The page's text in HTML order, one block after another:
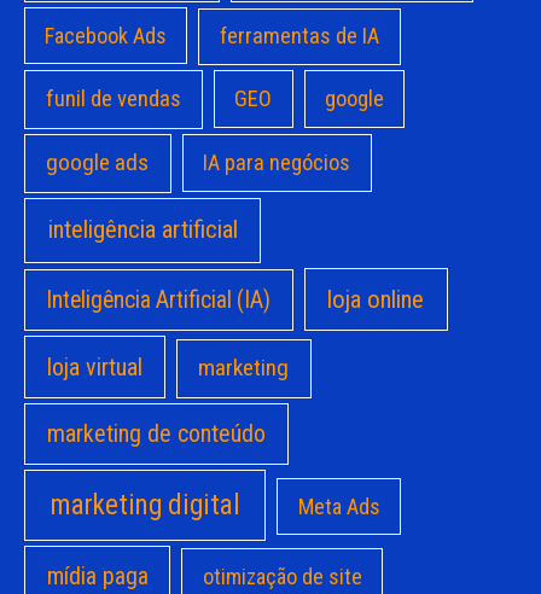
Facebook Ads ferramentas de IA
funil de vendas GEO google
google ads IA para negócios
inteligência artificial
Inteligência Artificial (IA) loja online
loja virtual marketing
marketing de conteúdo
marketing digital Meta Ads
mídia paga otimização de site